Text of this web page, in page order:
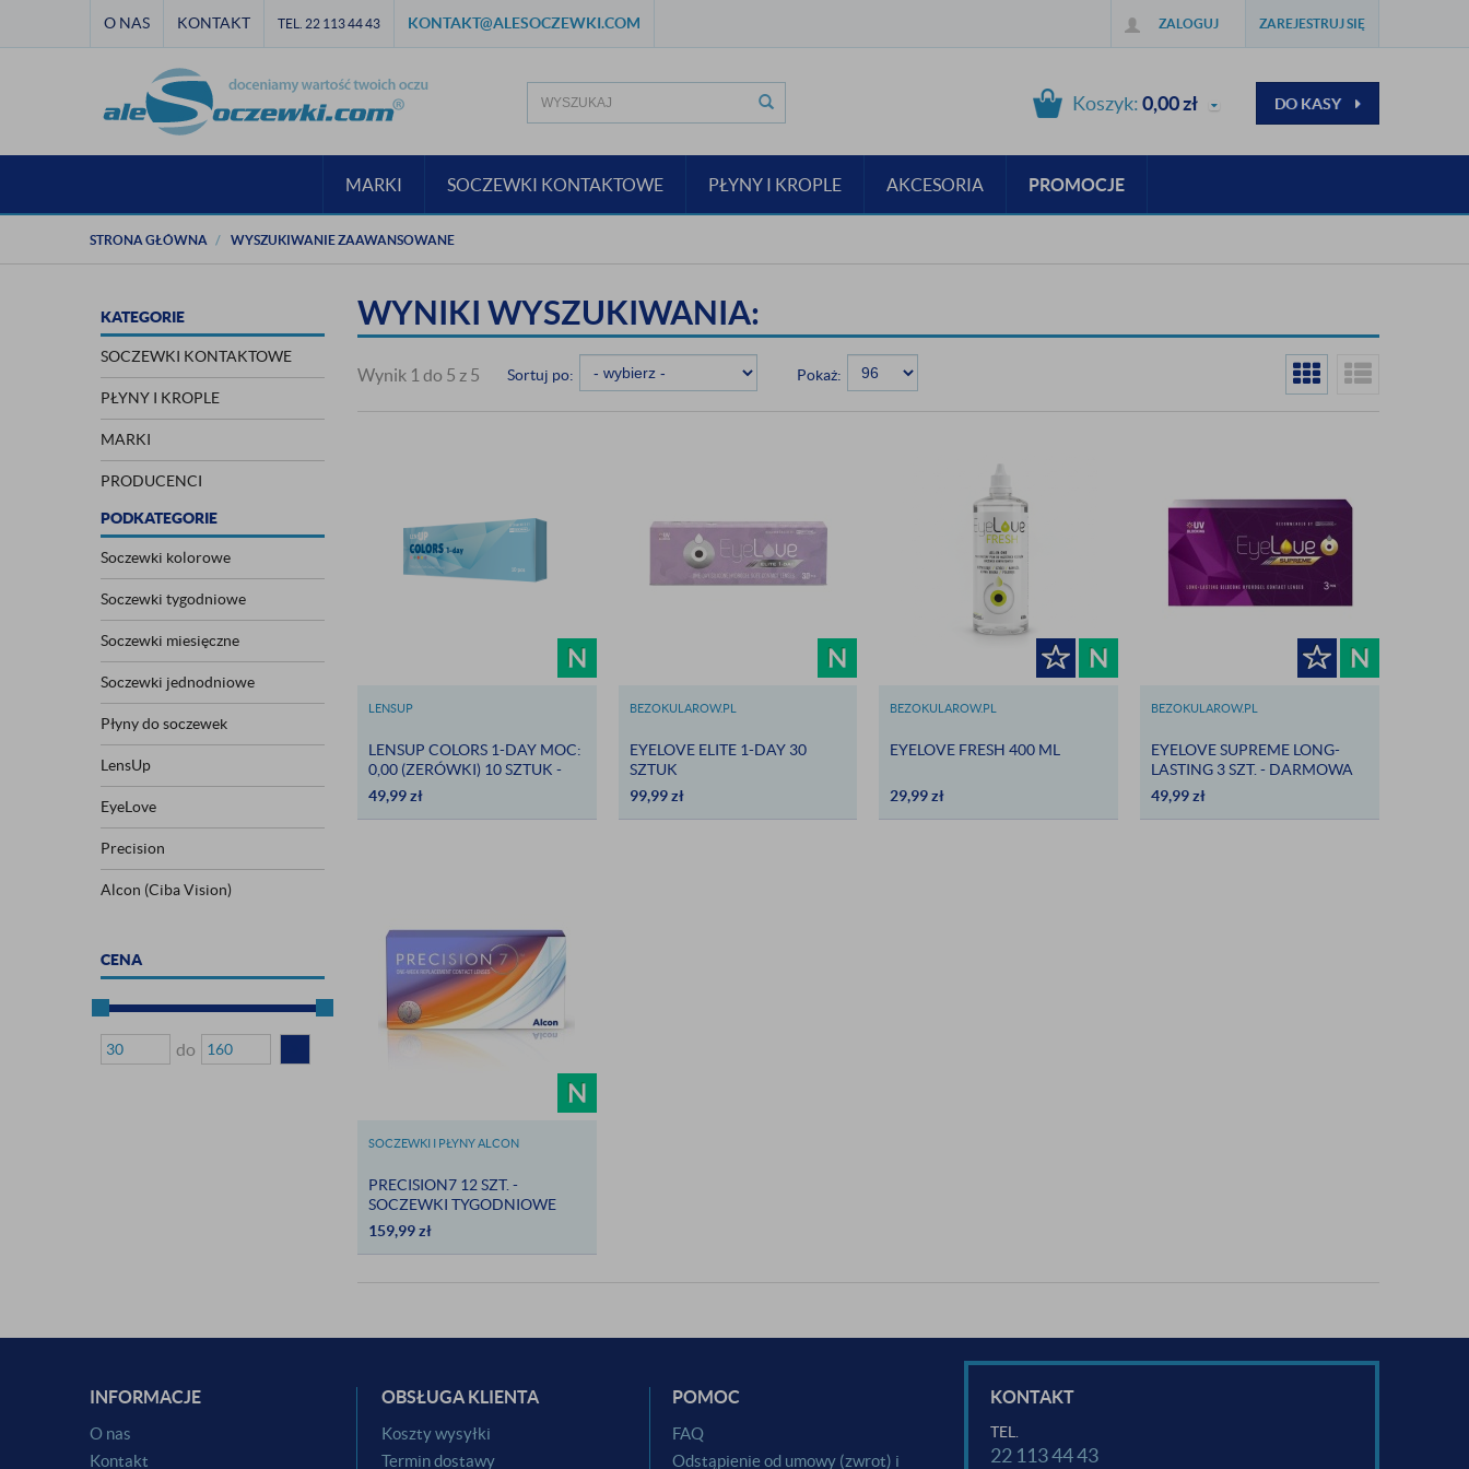
O NAS KONTAKT TEL. 22 113 44 43 KONTAKT@ALESOCZEWKI.COM ZALOGUJ ZAREJESTRUJ SIĘ
Koszyk:0,00zł DO KASY
MARKI SOCZEWKI KONTAKTOWE PŁYNY I KROPLE AKCESORIA PROMOCJE
STRONA GŁÓWNA WYSZUKIWANIE ZAAWANSOWANE
KATEGORIE
SOCZEWKI KONTAKTOWE
PŁYNY I KROPLE
MARKI
PRODUCENCI
PODKATEGORIE
Soczewki kolorowe
Soczewki tygodniowe
Soczewki miesięczne
Soczewki jednodniowe
Płyny do soczewek
LensUp
EyeLove
Precision
Alcon (Ciba Vision)
CENA
do
WYNIKI WYSZUKIWANIA:
Wynik 1 do 5 z 5 Sortuj po: Pokaż:
LENSUP
LENSUP COLORS 1-DAY MOC:
0,00 (ZERÓWKI) 10 SZTUK -
SOCZEWKI KOLOROWE
49,99zł
BEZOKULAROW.PL
EYELOVE ELITE 1-DAY 30
SZTUK
99,99zł
BEZOKULAROW.PL
EYELOVE FRESH 400 ML
29,99zł
BEZOKULAROW.PL
EYELOVE SUPREME LONG-
LASTING 3 SZT. - DARMOWA
DOSTAWA
49,99zł
SOCZEWKI I PŁYNY ALCON
PRECISION7 12 SZT. -
SOCZEWKI TYGODNIOWE
159,99zł
INFORMACJE
O nas
Kontakt
OBSŁUGA KLIENTA
Koszty wysyłki
Termin dostawy
POMOC
FAQ
Odstąpienie od umowy (zwrot) i
KONTAKT
TEL.
22 113 44 43